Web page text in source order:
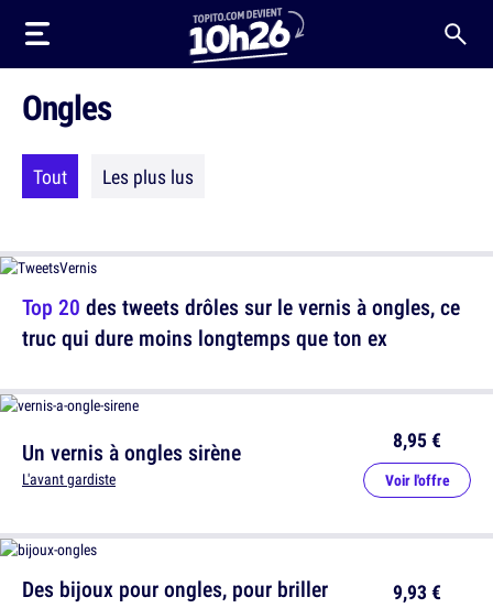
Ongles
Tout Les plus lus
Top 20 des tweets drôles sur le vernis à ongles, ce
truc qui dure moins longtemps que ton ex
Un vernis à ongles sirène
L'avant gardiste
8,95 €
Voir l'offre
Des bijoux pour ongles, pour briller
9,93 €